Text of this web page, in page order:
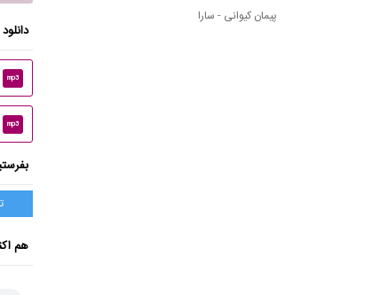
پیمان کیوانی - سارا
دانلود
mp3
mp3
هم